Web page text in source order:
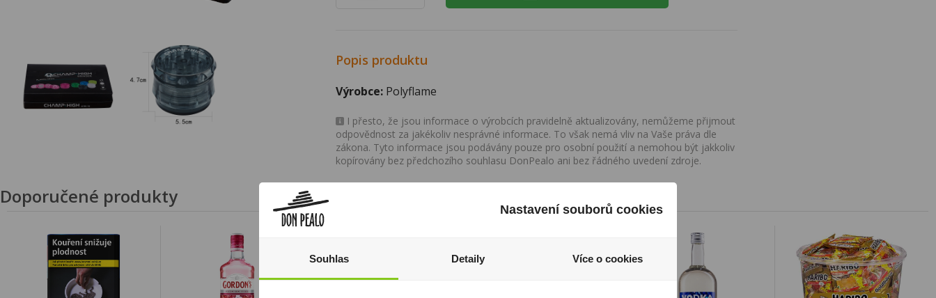
Popis produktu
Výrobce: Polyflame
I přesto, že jsou informace o výrobcích pravidelně aktualizovány, nemůžeme přijmout
odpovědnost za jakékoliv nesprávné informace. To však nemá vliv na Vaše práva dle
zákona. Tyto informace jsou podávány pouze pro osobní použití a nemohou být jakkoliv
kopírovány bez předchozího souhlasu DonPealo ani bez řádného uvedení zdroje.
Doporučené produkty
Nastavení souborů cookies
Souhlas Detaily Více o cookies